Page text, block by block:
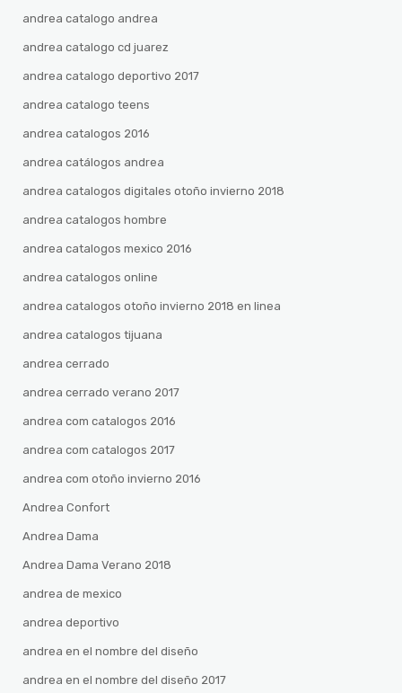
andrea catalogo andrea
andrea catalogo cd juarez
andrea catalogo deportivo 2017
andrea catalogo teens
andrea catalogos 2016
andrea catálogos andrea
andrea catalogos digitales otoño invierno 2018
andrea catalogos hombre
andrea catalogos mexico 2016
andrea catalogos online
andrea catalogos otoño invierno 2018 en linea
andrea catalogos tijuana
andrea cerrado
andrea cerrado verano 2017
andrea com catalogos 2016
andrea com catalogos 2017
andrea com otoño invierno 2016
Andrea Confort
Andrea Dama
Andrea Dama Verano 2018
andrea de mexico
andrea deportivo
andrea en el nombre del diseño
andrea en el nombre del diseño 2017